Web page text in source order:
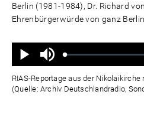
Berlin (1981-1984), Dr. Richard
Ehrenbürgerwürde von ganz Berlin.
Wiedergabe
Ton
aus
Geladen:
Status:
RIAS-Reportage aus der
(Quelle: Archiv Deutschlandradio,